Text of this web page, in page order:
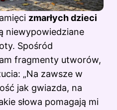
zmarłych dzieci
niewypowiedziane
Spośród
fragmenty utworów,
„Na zawsze w
jak gwiazda, na
słowa pomagają mi